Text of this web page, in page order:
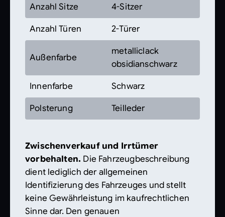
Anzahl Sitze 4-Sitzer
Anzahl Türen 2-Türer
Außenfarbe
metalliclack
obsidianschwarz
Innenfarbe Schwarz
Polsterung Teilleder
Zwischenverkauf und Irrtümer
vorbehalten. Die Fahrzeugbeschreibung
dient lediglich der allgemeinen
Identifizierung des Fahrzeuges und stellt
keine Gewährleistung im kaufrechtlichen
Sinne dar. Den genauen